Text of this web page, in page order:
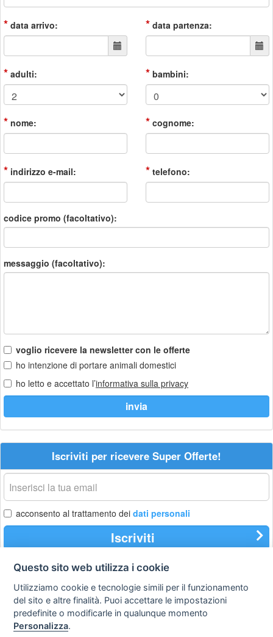
* data arrivo: * data partenza:
* adulti: * bambini:
* nome: * cognome:
* indirizzo e-mail: * telefono:
codice promo (facoltativo):
messaggio (facoltativo):
voglio ricevere la newsletter con le offerte
ho intenzione di portare animali domestici
ho letto e accettato l’informativa sulla privacy
Iscriviti per ricevere Super Offerte!
La
tua
email
acconsento al trattamento dei dati personali
Iscriviti
Privacy
policy
Avviso
legale
Scrivici
Questo sito web utilizza i cookie
Utilizziamo cookie e tecnologie simili per il funzionamento
del sito e altre finalità. Puoi accettare le impostazioni
predefinite o modificarle in qualunque momento
Personalizza.